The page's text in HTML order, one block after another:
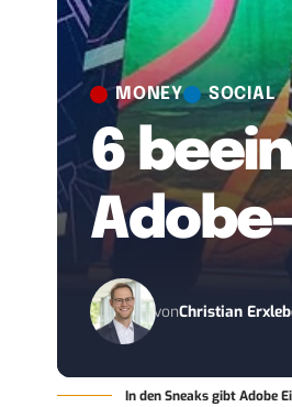
MONEY SOCIAL
6
vonChristian
In den Sneaks gibt Adobe